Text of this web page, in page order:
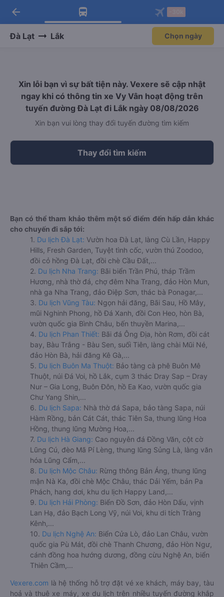
Tải app Vexere ngay!
Nhận ưu đãi thành viên độc
Mở app
Tải app Vexere
-30k/ghế khi đặt vé máy bay qua
Mở app
arrow_back
Đà Lạt Lắk Chọn ngày
Xin lỗi bạn vì sự bất tiện này. Vexere sẽ cập nhật
ngay khi có thông tin xe Vy Vân hoạt động trên
tuyến đường Đà Lạt đi Lắk ngày 08/08/2026
Xin bạn vui lòng thay đổi tuyến đường tìm kiếm
Thay đổi tìm kiếm
Bạn có thể tham khảo thêm một số điểm đến hấp dẫn khác
cho chuyến đi sắp tới:
1. Du lịch Đà Lạt: Vườn hoa Đà Lạt, làng Cù Lần, Happy
Hills, Fresh Garden, Tuyệt tình cốc, vườn thú Zoodoo,
đồi cỏ hồng Đà Lạt, đồi chè Cầu Đất,...
2. Du lịch Nha Trang: Bãi biển Trần Phú, tháp Trầm
Hương, nhà thờ đá, chợ đêm Nha Trang, đảo Hòn Mun,
nhà ga Nha Trang, đảo Điệp Sơn, thác bà Ponagar,...
3. Du lịch Vũng Tàu: Ngọn hải đăng, Bãi Sau, Hồ Mây,
mũi Nghinh Phong, hồ Đá Xanh, đồi Con Heo, hòn Bà,
vườn quốc gia Bình Châu, bến thuyền Marina,...
4. Du lịch Phan Thiết: Bãi đá Ông Địa, hòn Rơm, đồi cát
bay, Bàu Trắng - Bàu Sen, suối Tiên, làng chài Mũi Né,
đảo Hòn Bà, hải đăng Kê Gà,...
5. Du lịch Buôn Ma Thuột: Bảo tàng cà phê Buôn Mê
Thuột, núi Đá Voi, hồ Lắk, cụm 3 thác Dray Sap – Dray
Nur – Gia Long, Buôn Đôn, hồ Ea Kao, vườn quốc gia
Chư Yang Shin,...
6. Du lịch Sapa: Nhà thờ đá Sapa, bảo tàng Sapa, núi
Hàm Rồng, bản Cát Cát, thác Tiên Sa, thung lũng Hoa
Hồng, thung lũng Mường Hoa,...
7. Du lịch Hà Giang: Cao nguyên đá Đồng Văn, cột cờ
Lũng Cú, đèo Mã Pí Lèng, thung lũng Sủng Là, làng văn
hóa Lũng Cẩm,...
8. Du lịch Mộc Châu: Rừng thông Bản Áng, thung lũng
mận Nà Ka, đồi chè Mộc Châu, thác Dải Yếm, bản Pa
Phách, hang dơi, khu du lịch Happy Land,...
9. Du lịch Hải Phòng: Biển Đồ Sơn, đảo Hòn Dấu, vịnh
Lan Hạ, đảo Bạch Long Vỹ, núi Voi, khu di tích Tràng
Kênh,...
10. Du lịch Nghệ An: Biển Cửa Lò, đảo Lan Châu, vườn
quốc gia Pù Mát, đồi chè Thanh Chương, đảo Hòn Ngư,
cánh đồng hoa hướng dương, đồng cừu Nghệ An, biển
Thiên Cầm,...
Vexere.com là hệ thống hỗ trợ đặt vé xe khách, máy bay, tàu
hoả và thuê xe máy, xe du lịch trên nhiều tuyến đường khắp